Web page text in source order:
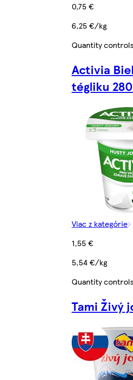
0,75 €
6,25 €/kg
Quantity controls
Activia
tégliku
Viac z kategórie
1,55 €
5,54 €/kg
Quantity controls
Tami Živý